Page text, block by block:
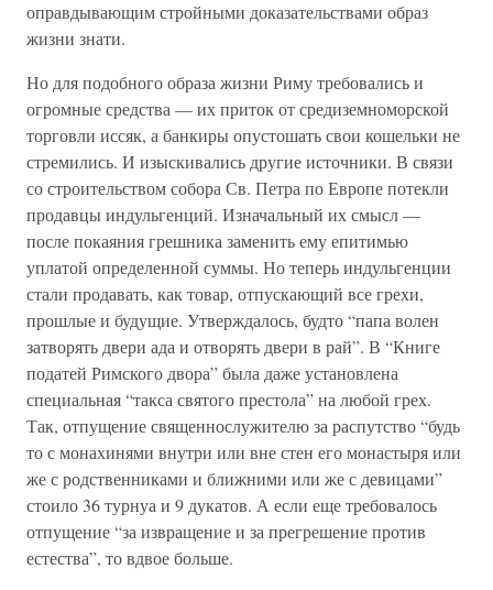
оправдывающим стройными доказательствами образ
жизни знати.
Но для подобного образа жизни Риму требовались и
огромные средства — их приток от средиземноморской
торговли иссяк, а банкиры опустошать свои кошельки не
стремились. И изыскивались другие источники. В связи
со строительством собора Св. Петра по Европе потекли
продавцы индульгенций. Изначальный их смысл —
после покаяния грешника заменить ему епитимью
уплатой определенной суммы. Но теперь индульгенции
стали продавать, как товар, отпускающий все грехи,
прошлые и будущие. Утверждалось, будто “папа волен
затворять двери ада и отворять двери в рай”. В “Книге
податей Римского двора” была даже установлена
специальная “такса святого престола” на любой грех.
Так, отпущение священнослужителю за распутство “будь
то с монахинями внутри или вне стен его монастыря или
же с родственниками и ближними или же с девицами”
стоило 36 турнуа и 9 дукатов. А если еще требовалось
отпущение “за извращение и за прегрешение против
естества”, то вдвое больше.